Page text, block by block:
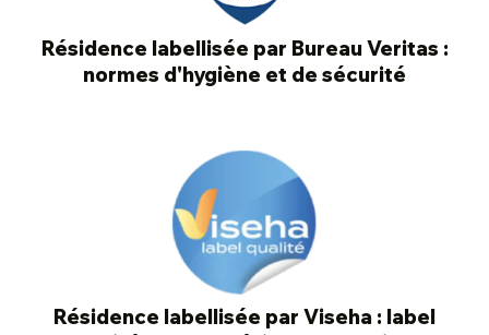
Résidence labellisée par Bureau Veritas :
normes d'hygiène et de sécurité
Résidence labellisée par Viseha : label